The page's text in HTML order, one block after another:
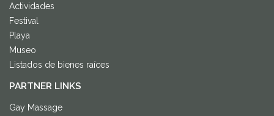
Actividades
Festival
Playa
Museo
Listados de bienes raíces
PARTNER LINKS
Gay Massage